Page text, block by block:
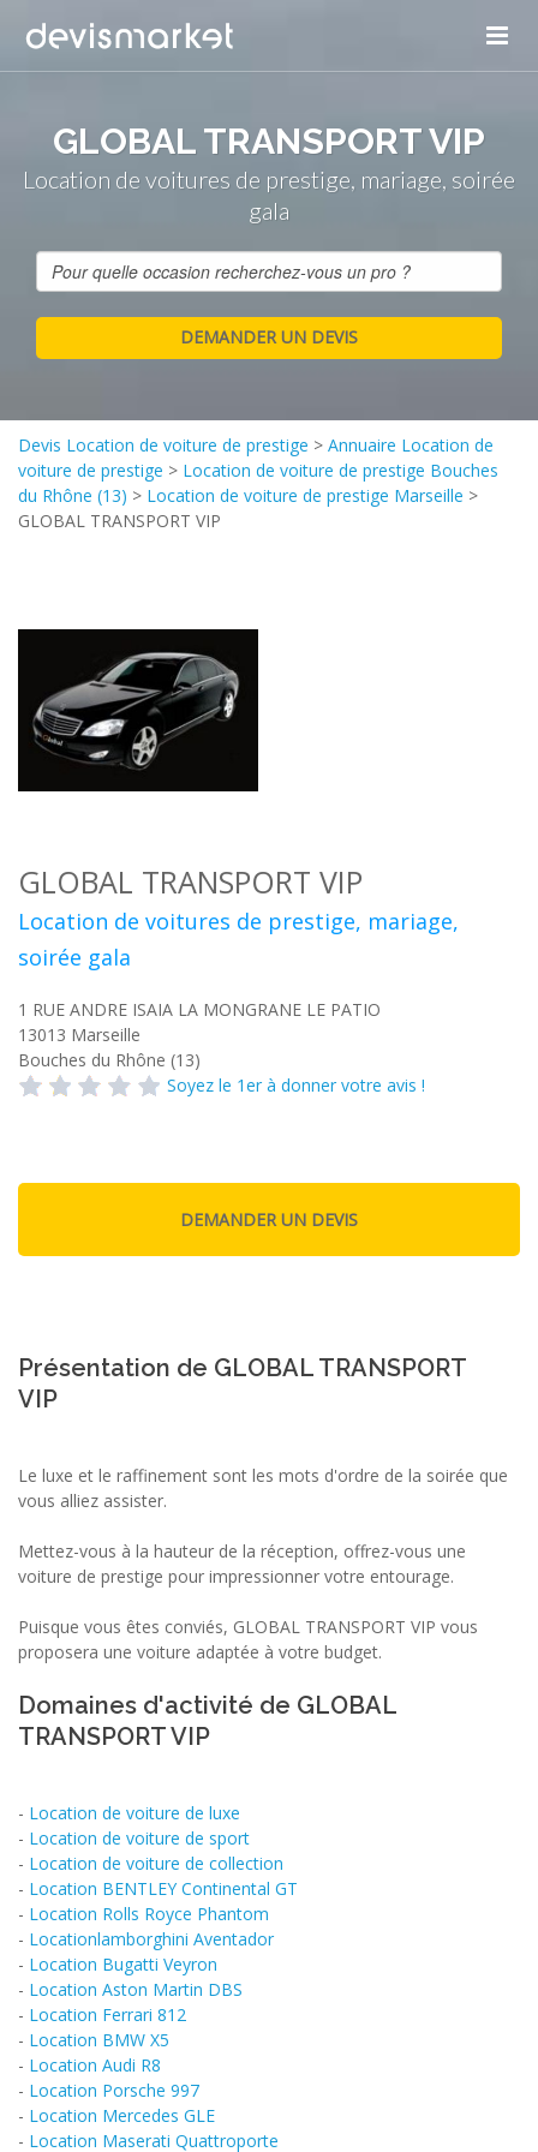
GLOBAL TRANSPORT VIP
Location de voitures de prestige, mariage, soirée
gala
Devis Location de voiture de prestige > Annuaire Location de
voiture de prestige > Location de voiture de prestige Bouches
du Rhône (13) > Location de voiture de prestige Marseille >
GLOBAL TRANSPORT VIP
GLOBAL TRANSPORT VIP
Location de voitures de prestige, mariage,
soirée gala
1 RUE ANDRE ISAIA LA MONGRANE LE PATIO
13013 Marseille
Bouches du Rhône (13)
Soyez le 1er à donner votre avis !
Présentation de GLOBAL TRANSPORT
VIP
Le luxe et le raffinement sont les mots d'ordre de la soirée que
vous alliez assister.
Mettez-vous à la hauteur de la réception, offrez-vous une
voiture de prestige pour impressionner votre entourage.
Puisque vous êtes conviés, GLOBAL TRANSPORT VIP vous
proposera une voiture adaptée à votre budget.
Domaines d'activité de GLOBAL
TRANSPORT VIP
- Location de voiture de luxe
- Location de voiture de sport
- Location de voiture de collection
- Location BENTLEY Continental GT
- Location Rolls Royce Phantom
- Locationlamborghini Aventador
- Location Bugatti Veyron
- Location Aston Martin DBS
- Location Ferrari 812
- Location BMW X5
- Location Audi R8
- Location Porsche 997
- Location Mercedes GLE
- Location Maserati Quattroporte